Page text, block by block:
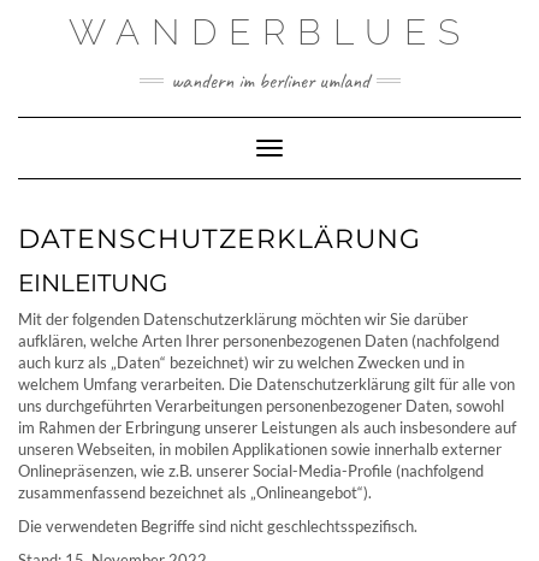
WANDERBLUES
wandern im berliner umland
Toggle Navigation
DATENSCHUTZERKLÄRUNG
EINLEITUNG
Mit der folgenden Datenschutzerklärung möchten wir Sie darüber
aufklären, welche Arten Ihrer personenbezogenen Daten (nachfolgend
auch kurz als „Daten“ bezeichnet) wir zu welchen Zwecken und in
welchem Umfang verarbeiten. Die Datenschutzerklärung gilt für alle von
uns durchgeführten Verarbeitungen personenbezogener Daten, sowohl
im Rahmen der Erbringung unserer Leistungen als auch insbesondere auf
unseren Webseiten, in mobilen Applikationen sowie innerhalb externer
Onlinepräsenzen, wie z.B. unserer Social-Media-Profile (nachfolgend
zusammenfassend bezeichnet als „Onlineangebot“).
Die verwendeten Begriffe sind nicht geschlechtsspezifisch.